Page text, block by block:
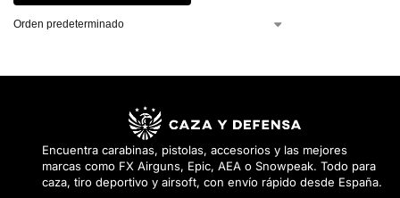
Encuentra carabinas, pistolas, accesorios y las mejores
marcas como FX Airguns, Epic, AEA o Snowpeak. Todo para
caza, tiro deportivo y airsoft, con envío rápido desde España.